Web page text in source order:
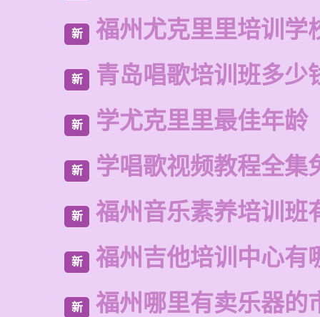
新 福州尤克里里培训学
新 青岛唱歌培训班多少
新 学尤克里里最佳年龄
新 学唱歌视频教程全集
新 福州音乐素养培训班
新 福州吉他培训中心有
新 福州哪里有卖乐器的